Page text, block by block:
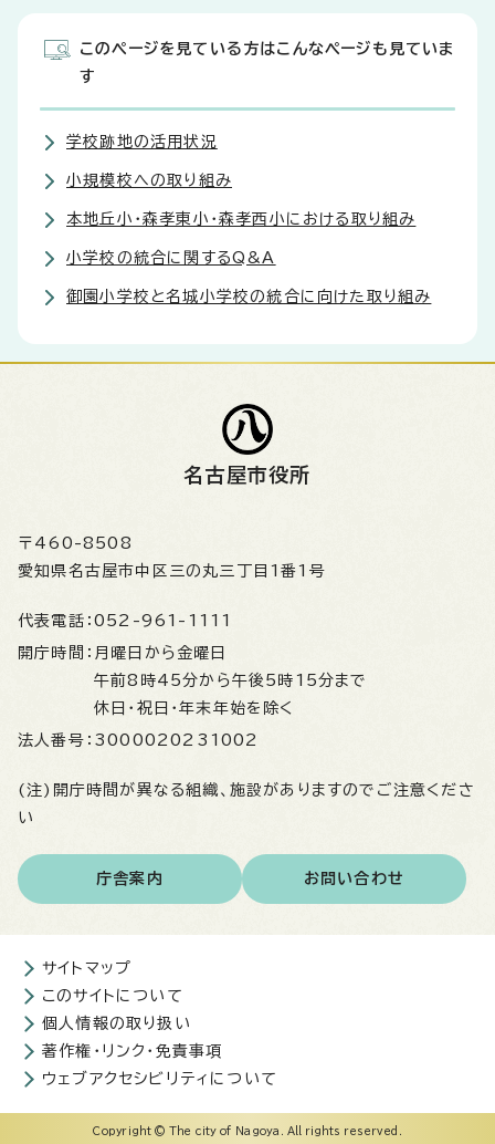
このページを見ている方はこんなページも見ていま
す
学校跡地の活用状況
小規模校への取り組み
本地丘小・森孝東小・森孝西小における取り組み
小学校の統合に関するQ&A
御園小学校と名城小学校の統合に向けた取り組み
名古屋市役所
〒460-8508
愛知県名古屋市中区三の丸三丁目1番1号
代表電話： 052-961-1111
開庁時間： 月曜日から金曜日
午前8時45分から午後5時15分まで
休日・祝日・年末年始を除く
法人番号： 3000020231002
(注)開庁時間が異なる組織、施設がありますのでご注意くださ
い
庁舎案内 お問い合わせ
サイトマップ
このサイトについて
個人情報の取り扱い
著作権・リンク・免責事項
ウェブアクセシビリティについて
Copyright © The city of Nagoya. All rights reserved.